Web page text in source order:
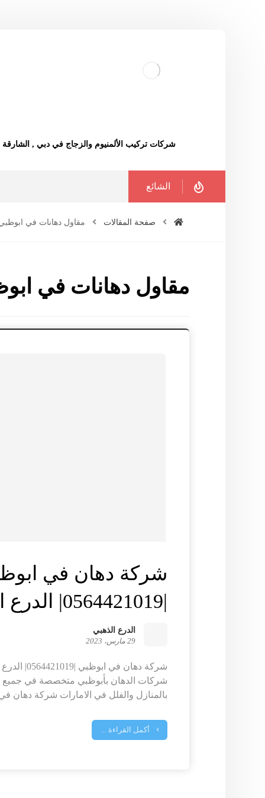
شركات تركيب الألمنيوم والزجاج في دبي , الشارقة
الشائع
صفحة المقالات مقاول دهانات في
مقاول دهانات في
شركة دهان في
الدرع الذهبي
29 مارس، 2023
شركة دهان في
شركات الدهان بأبوظبي متخصصة في جميع
بالمنازل والفلل في الامارات شركة دهان
أكمل القراءة ...